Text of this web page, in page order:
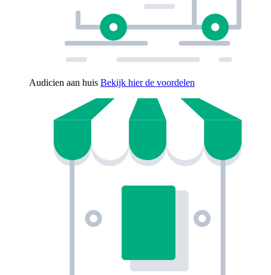
Audicien aan huis Bekijk hier de voordelen